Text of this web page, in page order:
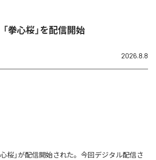
拳心桜」を配信開始
2026.8.8
桜」が配信開始された。今回デジタル配信さ